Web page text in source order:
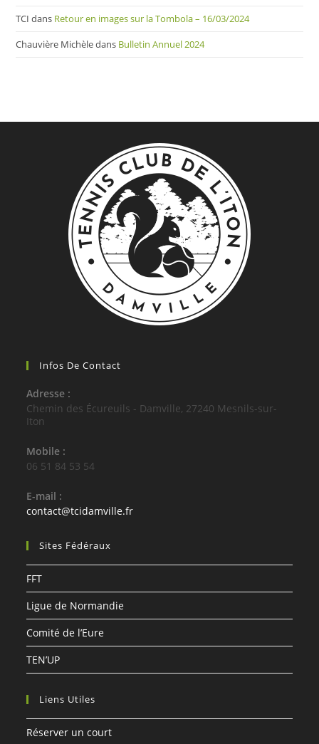
TCI dans Retour en images sur la Tombola – 16/03/2024
Chauvière Michèledans Bulletin Annuel 2024
Infos De Contact
Adresse :
Chemin des Écureuils - Damville, 27240 Mesnils-sur-
Iton
Mobile :
06 51 84 53 54
E-mail :
contact@tcidamville.fr
Sites Fédéraux
FFT
Ligue de Normandie
Comité de l’Eure
TEN’UP
Liens Utiles
Réserver un court